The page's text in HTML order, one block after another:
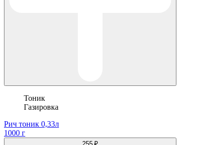
Тоник
Газировка
Рич тоник 0,33л
1000 г